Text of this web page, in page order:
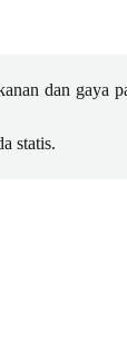
dan gaya
statis.